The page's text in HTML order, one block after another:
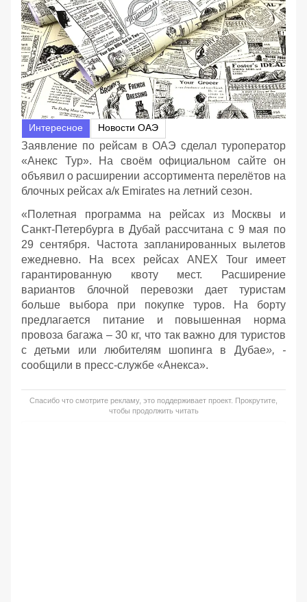
Интересное Новости ОАЭ
Заявление по рейсам в ОАЭ сделал туроператор
«Анекс Тур». На своём официальном сайте он
объявил о расширении ассортимента перелётов на
блочных рейсах а/к Emirates на летний сезон.
«Полетная программа на рейсах из Москвы и
Санкт-Петербурга в Дубай рассчитана с 9 мая по
29 сентября. Частота запланированных вылетов
ежедневно. На всех рейсах ANEX Tour имеет
гарантированную квоту мест. Расширение
вариантов блочной перевозки дает туристам
больше выбора при покупке туров. На борту
предлагается питание и повышенная норма
провоза багажа – 30 кг, что так важно для туристов
с детьми или любителям шопинга в Дубае», -
сообщили в пресс-службе «Анекса».
Спасибо что смотрите рекламу, это поддерживает проект. Прокрутите,
чтобы продолжить читать